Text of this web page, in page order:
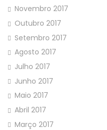
Novembro 2017
Outubro 2017
Setembro 2017
Agosto 2017
Julho 2017
Junho 2017
Maio 2017
Abril 2017
Março 2017